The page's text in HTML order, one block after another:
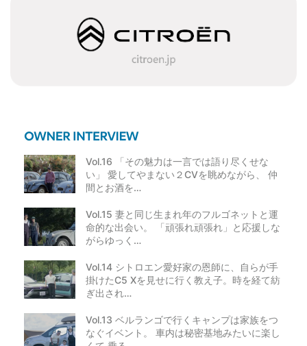
ースは１店につき車両の駐車場を含め約8m×約4mを想
定しております。
出店スペースの位置は、事務局にて公平性を持って事前
に決めさせていただきます。希望はお受けできませんの
で予めご了承ください。
(1) 申込み内容に虚偽があった場合
(2) イベントサイトへの不正アクセス、メールアドレスの
(3) プログラム等による自動申込みと主催者が判断した
場合
(4) 参加規約および出店規約に違反した場合
(5) その他、主催者がイベントへの参加を不適当と判断し
た場合
前項に基づきイベントへの参加が無効となったことによ
り申込者に損害が生じた場合でも、主催者は一切の損害
を賠償しません。
等の理由により一部のインターネット端末で申込みがで
きない場合もあります。
申込者の利用する通信端末や通信事業者の提供するサー
ビスの不具合等により、イベン トへの申込みが行えない
者に発生し た場合においても、主催者に帰責性がある場
合を除き、主催者は何らの責任を負いません。
｢Citroën Marche｣に出店する権利を、申込者以外の第三
Vol.16 「その魅力は一言では語り尽くせな
い」 愛してやまない２CVを眺めながら、 仲
間とお酒を…
Vol.15 妻と同じ生まれ年のフルゴネットと運
命的な出会い。 「頑張れ頑張れ」と応援しな
がらゆっく…
Vol.14 シトロエン愛好家の恩師に、自らが手
掛けたC5 Xを見せに行く教え子。時を経て紡
ぎ出され…
Vol.13 ベルランゴで行くキャンプは家族をつ
なぐイベント。 車内は秘密基地みたいに楽し